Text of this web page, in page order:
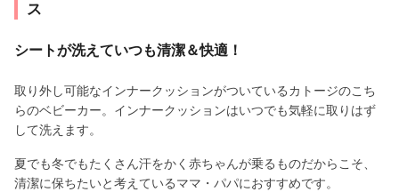
ス
シートが洗えていつも清潔＆快適！
取り外し可能なインナークッションがついているカトージのこち
らのベビーカー。インナークッションはいつでも気軽に取りはず
して洗えます。
夏でも冬でもたくさん汗をかく赤ちゃんが乗るものだからこそ、
清潔に保ちたいと考えているママ・パパにおすすめです。